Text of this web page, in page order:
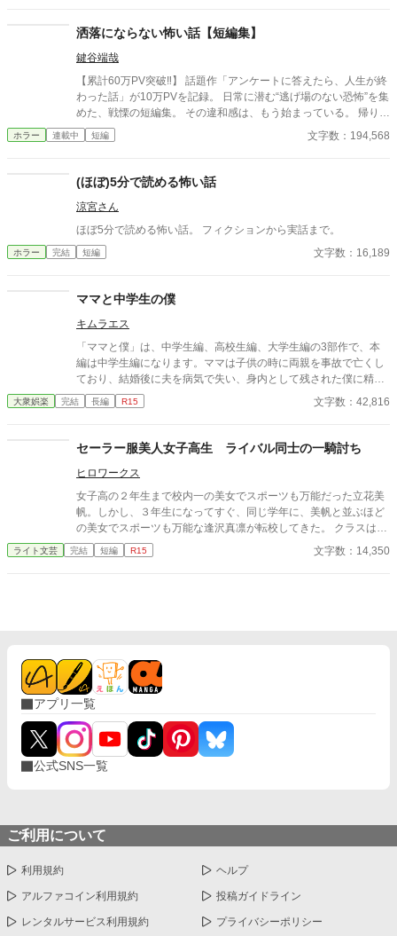
洒落にならない怖い話【短編集】
鍵谷端哉
【累計60万PV突破‼】 話題作「アンケートに答えたら、人生が終
わった話」が10万PVを記録。 日常に潜む“逃げ場のない恐怖”を集
めた、戦慄の短編集。 その違和感は、もう始まっている。 帰り
道、誰もいないはずの部屋、何気ない会話。 どこにでもある日常
が、ある瞬間、取り返しのつかない異常へと変わる。 意味が分か
て、最後の一行で現実がひっくり返る話。 1話1000〜2000文字。
隙間時間で読める短編ながら、 読み終えたあと、ふとした静寂が
怖くなる。 これはすべて、どこかで起きていてもおかしくない
話。 ――あなたのすぐ隣でも。 洒落にならない実話風・創作ホラ
ホラー 連載中 短編 文字数：194,568
(ほぼ)5分で読める怖い話
涼宮さん
ほぼ5分で読める怖い話。 フィクションから実話まで。
ホラー 完結 短編 文字数：16,189
ママと中学生の僕
キムラエス
「ママと僕」は、中学生編、高校生編、大学生編の3部作で、本
編は中学生編になります。ママは子供の時に両親を事故で亡くし
ており、結婚後に夫を病気で失い、身内として残された僕に精神
的に依存をするようになる。幼少期の「僕」はそのママの依存が
嬉しく、素敵なママに甘える閉鎖的な生活を当たり前のことと考
マとの日常の中で処理すべきものと疑わず、ママも戸惑いながら
なからず社会規範に反していることは理解しているが、ママとの
甘美な繋がりは解消できずに戸惑いながらも続く「ママと中学生
の僕」の営みを描いてみました。
大衆娯楽 完結 長編 R15 文字数：42,816
セーラー服美人女子高生 ライバル同士の一騎討ち
ヒロワークス
女子高の２年生まで校内一の美女でスポーツも万能だった立花美
帆。しかし、３年生になってすぐ、同じ学年に、美帆と並ぶほど
の美女でスポーツも万能な逢沢真凛が転校してきた。 クラスは、
隣りだったが、春のスポーツ大会と夏の水泳大会でライバル関係
が芽生える。 それに加えて、美帆と真凛は、隣りの男子校の俊介
ライト文芸 完結 短編 R15 文字数：14,350
アプリ一覧
公式SNS一覧
ご利用について
利用規約 ヘルプ
アルファコイン利用規約 投稿ガイドライン
レンタルサービス利用規約 プライバシーポリシー